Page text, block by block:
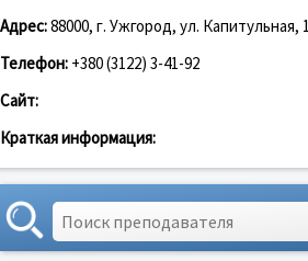
Адрес:88000, г. Ужгород, ул. Капитульная,
Телефон: +380 (3122) 3-41-92
Сайт:
Краткая информация: